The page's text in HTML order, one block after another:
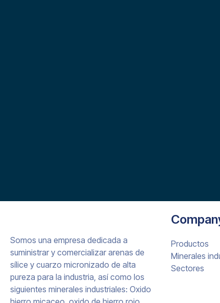
Somos una empresa dedicada a
suministrar y comercializar arenas de
sílice y cuarzo micronizado de alta
pureza para la industria, así como los
siguientes minerales industriales: Oxido
Productos
Minerales
Sectores